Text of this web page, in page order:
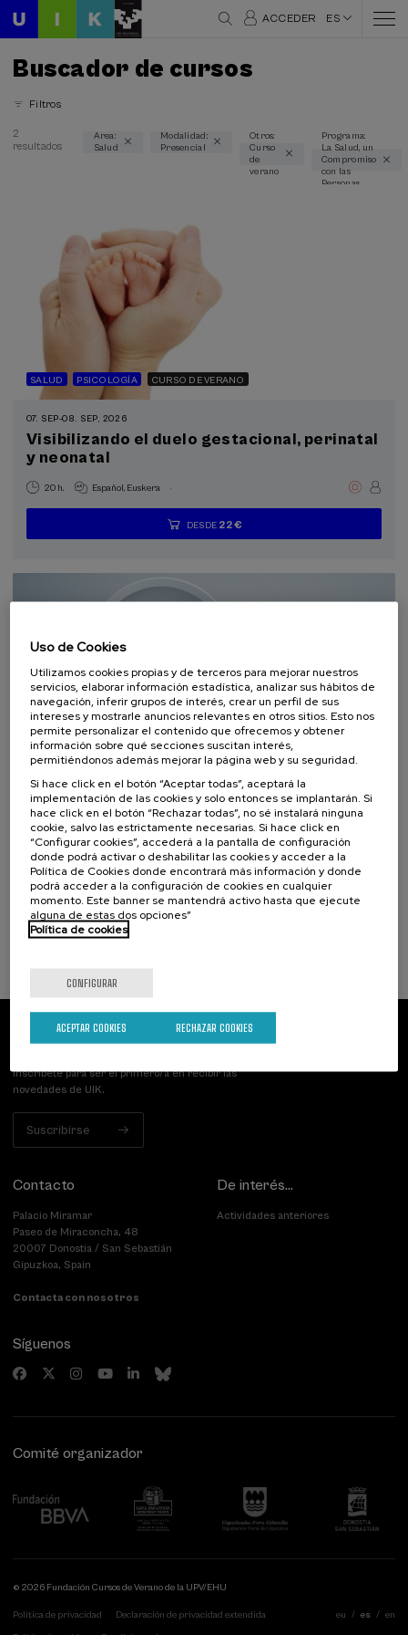
ACCEDER ES
Buscador de cursos
Filtros
Áreas temáticas
Presencial (2)
Tipo de actividad
Curso de verano (2)
Programas especiales
Objetivos de desarrollo sostenible
2
resultados
Area:
Salud
Modalidad:
Presencial
Otros:
Curso
de
verano
Programa:
La Salud, un
Compromiso
con las
Personas
SALUD PSICOLOGÍA CURSO DE VERANO
07. SEP-08. SEP, 2026
Visibilizando el duelo gestacional, perinatal
y neonatal
20 h. Español Euskera .
...
DESDE 22 €
Últimas
plazas
Gratuito
Fecha
pasada
Lista
de
Plazo
de
CIENCIA Y TECNOLOGÍA SALUD
LINGÜÍSTICA Y LITERATURA
CURSO DE VERANO
11. SEP 11. SEP, 2026
Osasuna eta hizkuntza IX: Euskara, adimen
artifiziala eta osasuna
10 h. Euskera .
DESDE
Suscríbete a nuestro boletín
Inscríbete para ser el primero/a en recibir las
novedades de UIK.
Suscribirse
Contacto
Palacio Miramar
Paseo de Miraconcha, 48
20007 Donostia / San Sebastián
Gipuzkoa, Spain
Contacta con nosotros
De interés...
Actividades anteriores
Síguenos
Comité organizador
© 2026 Fundación Cursos de Verano de la UPV/EHU
Política de privacidad Declaración de privacidad extendida eu es en
Uso de Cookies
Utilizamos cookies propias y de terceros para mejorar nuestros
servicios, elaborar información estadística, analizar sus hábitos de
navegación, inferir grupos de interés, crear un perfil de sus
intereses y mostrarle anuncios relevantes en otros sitios. Esto nos
permite personalizar el contenido que ofrecemos y obtener
información sobre qué secciones suscitan interés,
permitiéndonos además mejorar la página web y su seguridad.
Si hace click en el botón “Aceptar todas”, aceptará la
implementación de las cookies y solo entonces se implantarán. Si
hace click en el botón “Rechazar todas”, no sé instalará ninguna
cookie, salvo las estrictamente necesarias. Si hace click en
“Configurar cookies”, accederá a la pantalla de configuración
donde podrá activar o deshabilitar las cookies y acceder a la
Política de Cookies donde encontrará más información y donde
podrá acceder a la configuración de cookies en cualquier
momento. Este banner se mantendrá activo hasta que ejecute
alguna de estas dos opciones”
Política de cookies
CONFIGURAR
RECHAZAR COOKIES
ACEPTAR COOKIES